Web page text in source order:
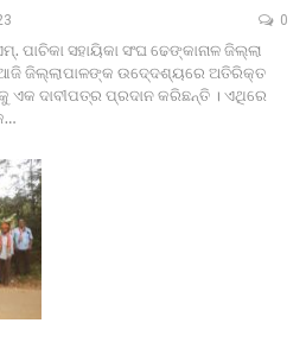
0
ପାଚିକା ସହାୟିକା ସଂଘ ଢେଙ୍କାନାଳ ଜିଲ୍ଲା
ଜିଲ୍ଲାପାଳଙ୍କ ଉଦେ୍ଦଶ୍ୟରେ ଅତିରିକ୍ତ
ଏକ ଦାବୀପତ୍ର ପ୍ରଦାନ କରିଛନ୍ତି । ଏଥିରେ